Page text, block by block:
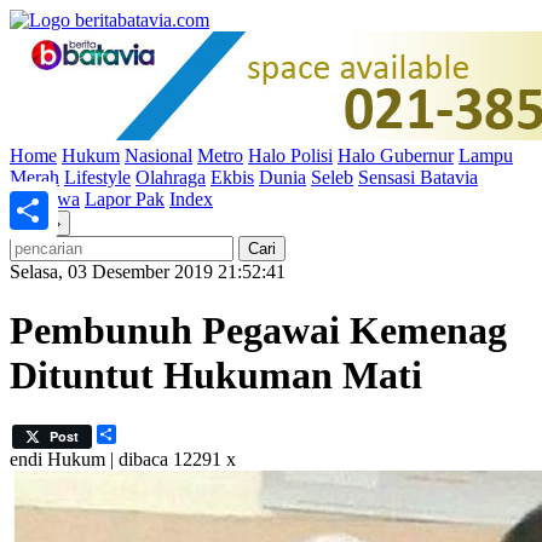
Home Hukum Nasional Metro Halo Polisi Halo Gubernur Lampu
Merah Lifestyle Olahraga Ekbis Dunia Seleb Sensasi Batavia
Peristiwa Lapor Pak Index
»
Selasa, 03 Desember 2019 21:52:41
Pembunuh Pegawai Kemenag
Dituntut Hukuman Mati
Post
endi Hukum | dibaca 12291 x
Share